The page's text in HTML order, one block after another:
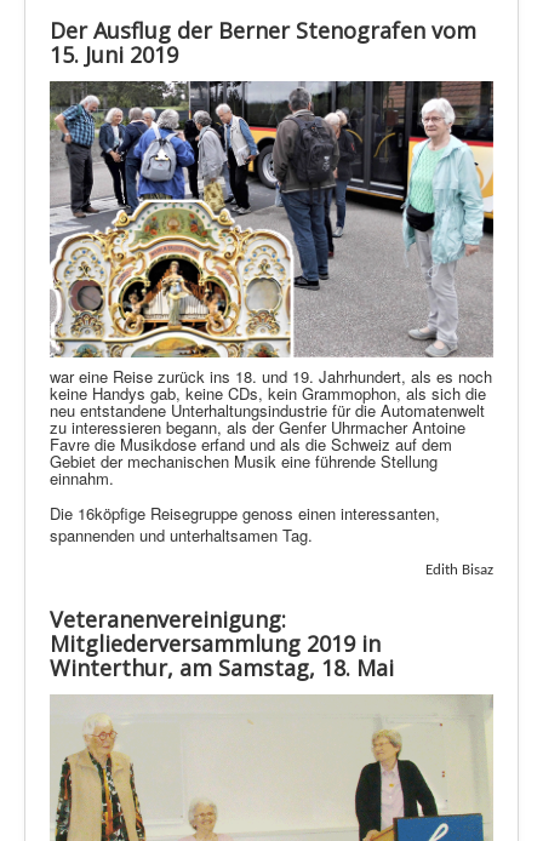
Der Ausflug der Berner Stenografen vom
15. Juni 2019
war eine Reise zurück ins 18. und 19. Jahrhundert, als es noch
keine Handys gab, keine CDs, kein Grammophon, als sich die
neu entstandene Unterhaltungsindustrie für die Automatenwelt
zu interessieren begann, als der Genfer Uhrmacher Antoine
Favre die Musikdose erfand und als die Schweiz auf dem
Gebiet der mechanischen Musik eine führende Stellung
einnahm.
Die 16köpfige Reisegruppe genoss einen interessanten,
spannenden und unterhaltsamen Tag.
Edith Bisaz
Veteranenvereinigung:
Mitgliederversammlung 2019 in
Winterthur, am Samstag, 18. Mai